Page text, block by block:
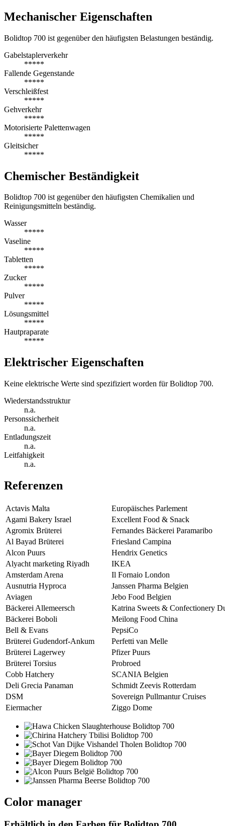
Mechanischer Eigenschaften
Bolidtop 700 ist gegenüber den häufigsten Belastungen beständig.
Gabelstaplerverkehr
*****
Fallende Gegenstande
*****
Verschleißfest
*****
Gehverkehr
*****
Motorisierte Palettenwagen
*****
Gleitsicher
*****
Chemischer Beständigkeit
Bolidtop 700 ist gegenüber den häufigsten Chemikalien und
Reinigungsmitteln beständig.
Wasser
*****
Vaseline
*****
Tabletten
*****
Zucker
*****
Pulver
*****
Lösungsmittel
*****
Hautpraparate
*****
Elektrischer Eigenschaften
Keine elektrische Werte sind spezifiziert worden für Bolidtop 700.
Wiederstandsstruktur
n.a.
Personssicherheit
n.a.
Entladungszeit
n.a.
Leitfahigkeit
n.a.
Referenzen
Actavis Malta
Europäisches Parlement
Agami Bakery Israel
Excellent Food & Snack
Agromix Brüterei
Fernandes Bäckerei Paramaribo
Al Bayad Brüterei
Friesland Campina
Alcon Puurs
Hendrix Genetics
Alyacht marketing Riyadh
IKEA
Amsterdam Arena
Il Fornaio London
Ausnutria Hyproca
Janssen Pharma Belgien
Aviagen
Jebo Food Belgien
Bäckerei Allemeersch
Katrina Sweets & Confectionery
Bäckerei Boboli
Meilong Food China
Bell & Evans
PepsiCo
Brüterei Gudendorf-Ankum
Perfetti van Melle
Brüterei Lagerwey
Pfizer Puurs
Brüterei Torsius
Probroed
Cobb Hatchery
SCANIA Belgien
Deli Grecia Panaman
Schmidt Zeevis Rotterdam
DSM
Sovereign Pullmantur Cruises
Eiermacher
Ziggo Dome
Color manager